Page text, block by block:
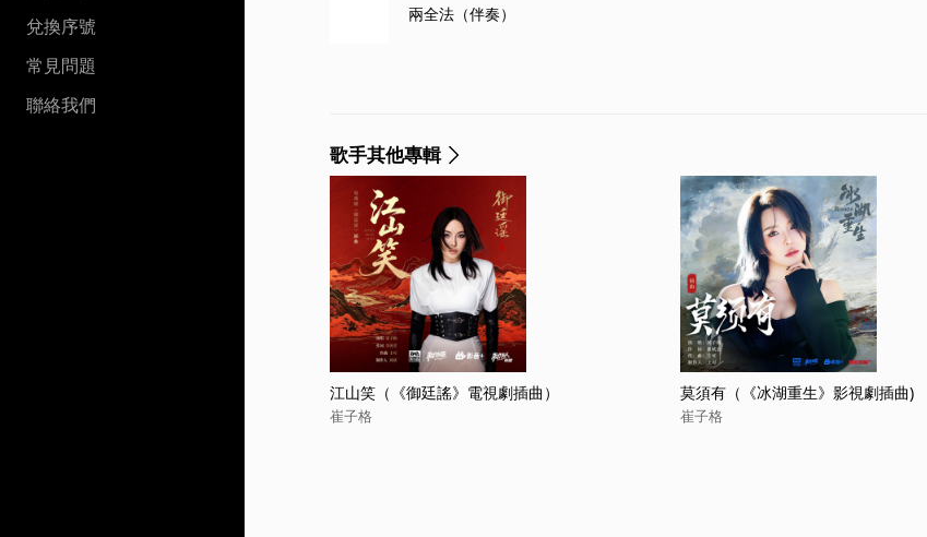
兌換序號
常見問題
聯絡我們
兩全法（伴奏）
歌手其他專輯
江山笑（《御廷謠》電視劇插曲）
崔子格
莫須有（《冰湖重生》影視劇插曲)
崔子格